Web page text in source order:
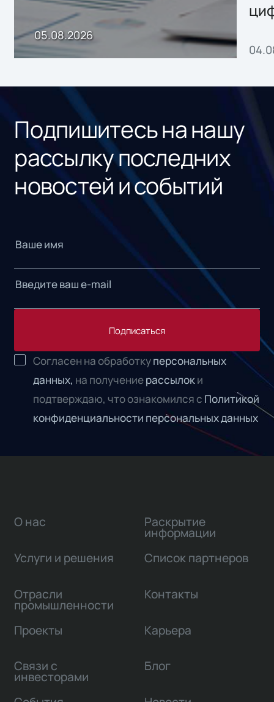
05.08.2026
Подпишитесь на нашу
рассылку последних
новостей и событий
Подписаться
Согласен на обработкуперсональных
данных, на получениерассылоки
подтверждаю, что ознакомился с Политикой
конфиденциальности персональных данных
О нас
Услуги и решения
Отрасли
промышленности
Проекты
Связи с
инвесторами
Раскрытие
информации
Список партнеров
Контакты
Карьера
Блог